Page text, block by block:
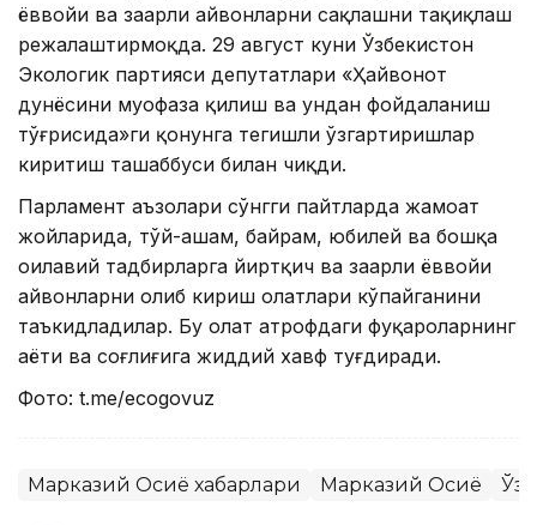
ёввойи ва заҳарли ҳайвонларни сақлашни тақиқлаш
режалаштирмоқда. 29 август куни Ўзбекистон
Экологик партияси депутатлари «Ҳайвонот
дунёсини муҳофаза қилиш ва ундан фойдаланиш
тўғрисида»ги қонунга тегишли ўзгартиришлар
киритиш ташаббуси билан чиқди.
Парламент аъзолари сўнгги пайтларда жамоат
жойларида, тўй-ҳашам, байрам, юбилей ва бошқа
оилавий тадбирларга йиртқич ва заҳарли ёввойи
ҳайвонларни олиб кириш ҳолатлари кўпайганини
таъкидладилар. Бу ҳолат атрофдаги фуқароларнинг
ҳаёти ва соғлиғига жиддий хавф туғдиради.
Фото: t.me/ecogovuz
Марказий Осиё хабарлари Марказий Осиё